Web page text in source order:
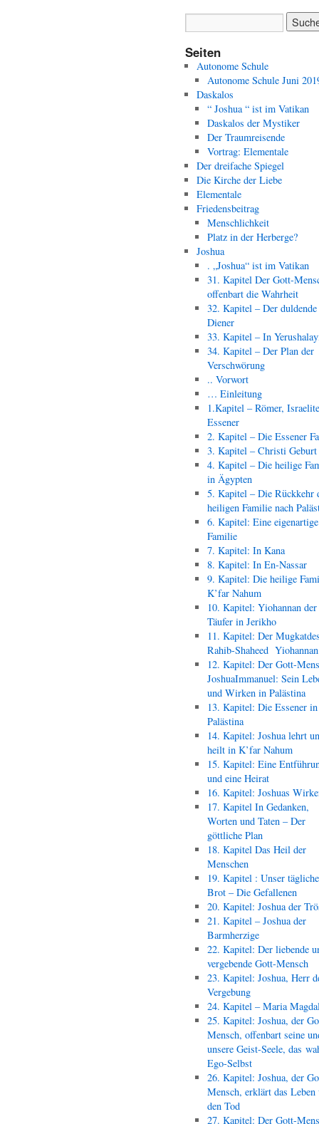
Seiten
Autonome Schule
Autonome Schule Juni
Daskalos
“ Joshua “ ist im Vatikan
Daskalos der Mystiker
Der Traumreisende
Vortrag: Elementale
Der dreifache Spiegel
Die Kirche der Liebe
Elementale
Friedensbeitrag
Menschlichkeit
Platz in der Herberge?
Joshua
. „Joshua“ ist im Vatikan
31. Kapitel Der Gott-
offenbart die Wahrheit
32. Kapitel – Der duldende
Diener
33. Kapitel – In
34. Kapitel – Der Plan der
Verschwörung
.. Vorwort
… Einleitung
1.Kapitel – Römer,
Essener
2. Kapitel – Die Essener
3. Kapitel – Christi Geburt
4. Kapitel – Die heilige
in Ägypten
5. Kapitel – Die Rückkehr
heiligen Familie nach
6. Kapitel: Eine eigenartige
Familie
7. Kapitel: In Kana
8. Kapitel: In En-Nassar
9. Kapitel: Die heilige
K’far Nahum
10. Kapitel: Yiohannan der
Täufer in Jerikho
11. Kapitel: Der
Rahib-Shaheed
12. Kapitel: Der Gott-
JoshuaImmanuel: Sein
und Wirken in Palästina
13. Kapitel: Die Essener in
Palästina
14. Kapitel: Joshua lehrt
heilt in K’far Nahum
15. Kapitel: Eine
und eine Heirat
16. Kapitel: Joshuas
17. Kapitel In Gedanken,
Worten und Taten – Der
göttliche Plan
18. Kapitel Das Heil der
Menschen
19. Kapitel : Unser
Brot – Die Gefallenen
20. Kapitel: Joshua der
21. Kapitel – Joshua der
Barmherzige
22. Kapitel: Der liebende
vergebende Gott-Mensch
23. Kapitel: Joshua, Herr
Vergebung
24. Kapitel – Maria
25. Kapitel: Joshua, der
Mensch, offenbart seine
unsere Geist-Seele, das
Ego-Selbst
26. Kapitel: Joshua, der
Mensch, erklärt das Leben
den Tod
27. Kapitel: Der Gott-